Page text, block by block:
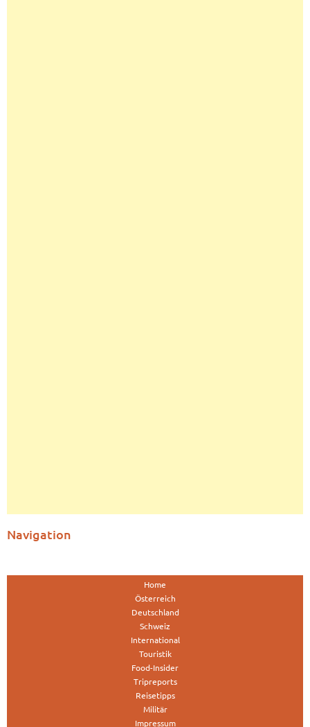
Navigation
Home
Österreich
Deutschland
Schweiz
International
Touristik
Food-Insider
Tripreports
Reisetipps
Militär
Impressum